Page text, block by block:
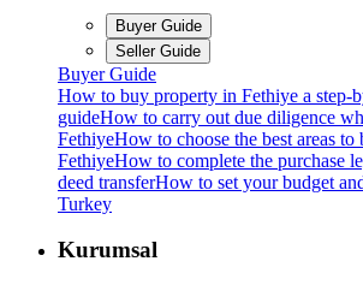
Buyer Guide
Seller Guide
Buyer Guide
How to buy property in Fethiye a step-
guideHow to carry out due diligence
FethiyeHow to choose the best areas
FethiyeHow to complete the purchase
deed transferHow to set your budget
Turkey
Kurumsal